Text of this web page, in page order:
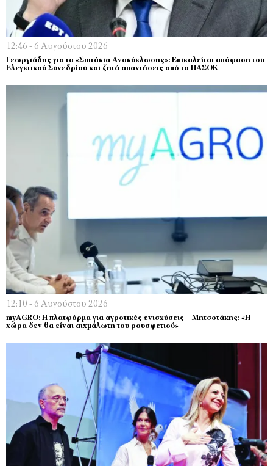
12:46 - 6 Αυγούστου 2026
Γεωργιάδης για τα «Σπιτάκια Ανακύκλωσης»: Επικαλείται απόφαση του
Ελεγκτικού Συνεδρίου και ζητά απαντήσεις από το ΠΑΣΟΚ
12:10 - 6 Αυγούστου 2026
myAGRO: Η πλατφόρμα για αγροτικές ενισχύσεις – Μητσοτάκης: «Η
χώρα δεν θα είναι αιχμάλωτη του ρουσφετιού»